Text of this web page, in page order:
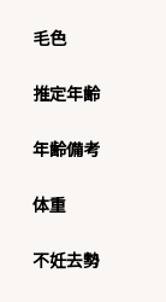
毛色
推定年齢
年齢備考
体重
不妊去勢